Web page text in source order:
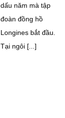
dấu năm mà tập
đoàn đồng hồ
Longines bắt đầu.
Tại ngôi [...]